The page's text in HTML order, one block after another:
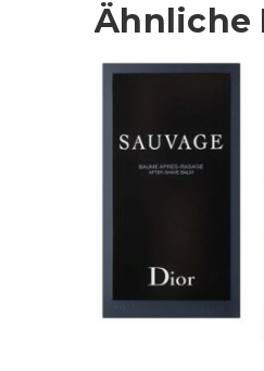
Ähnliche